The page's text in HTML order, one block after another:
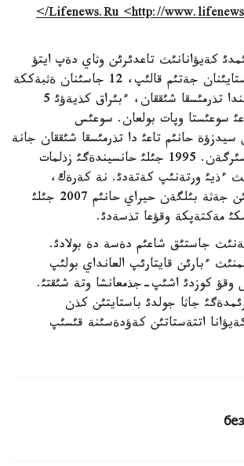
Lifenews.Ru <http://
كةيؤانانئث تاعدئرئن وثاي دةپ ايتؤ
قيئن. ول كئسئ جاستايئنان جةتئم قالئپ، 12 جاسئنان ةثبةككة
ارالاسقان. 18 جاسئندا تذرمئسقا شئققان، ءبئراق كذيةؤئ 5
سوعئستا وپات بولعان. سوعئس
سيدزؤة حانئم تاعئ دا تذرمئسقا شئققان جانة
4 بالا تاربيةلةپ وسئرگةن. 1995 جئلئ حانسيندةگئ زذلمات
ءذيئ ورتةنئپ كةتةدئ. نة كةرةك،
ءومئردئث قيئندئعئن جةثة بئلگةن حيراي حانئم 2007 جئلئ
مةكتةپكة وقؤعا تذسةدئ.
جاستئق شاعئم دةسة دة بولادئ.
ءبارئن قايتارئپ العانداي بولئپ
كوزدئ اشئپ-جذمعانشا وتة شئقتئ.
جاثا جولدئ باستايتئن كذن
اتتةستاتئن كةؤدةسئنة قئسئپ